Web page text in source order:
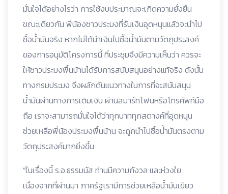
มั่นใจได้อย่างไรว่า การใช้งบประมาณจะเกิดความยั่งยืน
ขณะเดียวกัน พี่น้องชาวประมงที่รับเงินอุดหนุนแล้วจะนำไป
ซื้อน้ำมันจริง หากไม่ได้นำเงินไปซื้อน้ำมันตามวัตถุประสงค์
ของการอนุมัติโครงการนี้ ที่ประชุมจึงมีความเห็นว่า ควรจะ
ให้ชาวประมงพื้นบ้านได้รับการสนับสนุนอย่างแท้จริง ดังนั้น
ทางกรมประมง จึงผลักดันแนวทางในการที่จะสนับสนุน
น้ำมันผ่านทางการเติมเงิน ผ่านสมาร์ทโฟนหรือโทรศัพท์มือ
ถือ เราจะสามารถมั่นใจได้ว่าทุกบาททุกสตางค์ที่อุดหนุน
ช่วยเหลือพี่น้องประมงพื้นบ้าน จะถูกนำไปซื้อน้ำมันตรงตาม
วัตถุประสงค์มากยิ่งขึ้น
“ในเรื่องนี้ ร.อ.ธรรมนัส ท่านมีความกังวล และห่วงใย
เนื่องจากที่ผ่านมา ภาครัฐเรามีการช่วยเหลือน้ำมันเขียว